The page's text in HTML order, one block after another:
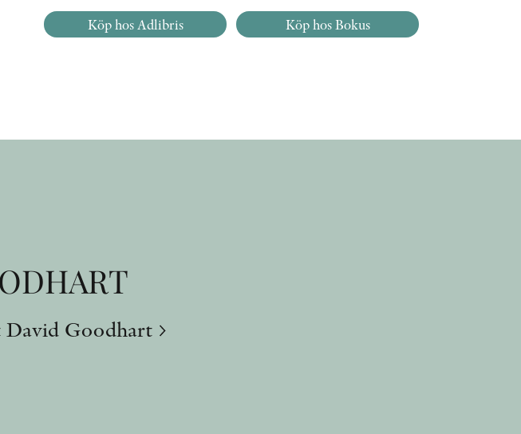
Köp hos Adlibris Köp hos Bokus
David Goodhart